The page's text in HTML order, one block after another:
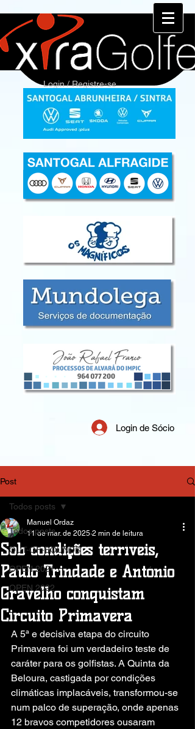
Login / Registre-se
Login de Sócio
Post
Todos posts
OUT-OF-BOUNDS
OPEN 2021
OPEN 2022
Todos posts
Sob condições terríveis,
Paulo Trindade e António
Gravelho conquistam
Circuito Primavera
Manuel Ordaz
11 de mar. de 2025 2 min de leitura
A 5ª e decisiva etapa do circuito
Primavera foi um verdadeiro teste de
caráter para os golfistas. A Quinta da
Beloura, castigada por condições
climáticas implacáveis, transformou-se
num palco de superação, onde apenas
12 bravos competidores ousaram